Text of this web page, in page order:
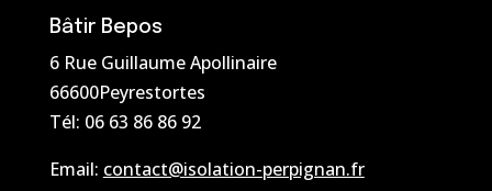
Bâtir Bepos
6 Rue Guillaume Apollinaire
66600Peyrestortes
Tél: 06 63 86 86 92
Email: contact@isolation-perpignan.fr